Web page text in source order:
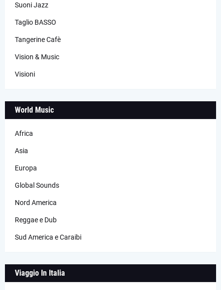
Suoni Jazz
Taglio BASSO
Tangerine Cafè
Vision & Music
Visioni
World Music
Africa
Asia
Europa
Global Sounds
Nord America
Reggae e Dub
Sud America e Caraibi
Viaggio In Italia